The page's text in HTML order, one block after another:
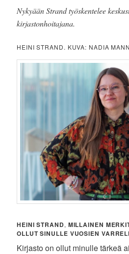
Nykyään Strand työskentelee
kirjastonhoitajana.
HEINI STRAND. KUVA: NADIA
HEINI STRAND, MILLAINEN
OLLUT SINULLE VUOSIEN
Kirjasto on ollut minulle tärkeä